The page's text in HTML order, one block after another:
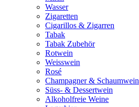
Wasser
Zigaretten
Cigarillos & Zigarren
Tabak
Tabak Zubehör
Rotwein
Weisswein
Rosé
Champagner & Schaumwein
Süss- & Dessertwein
Alkoholfreie Weine